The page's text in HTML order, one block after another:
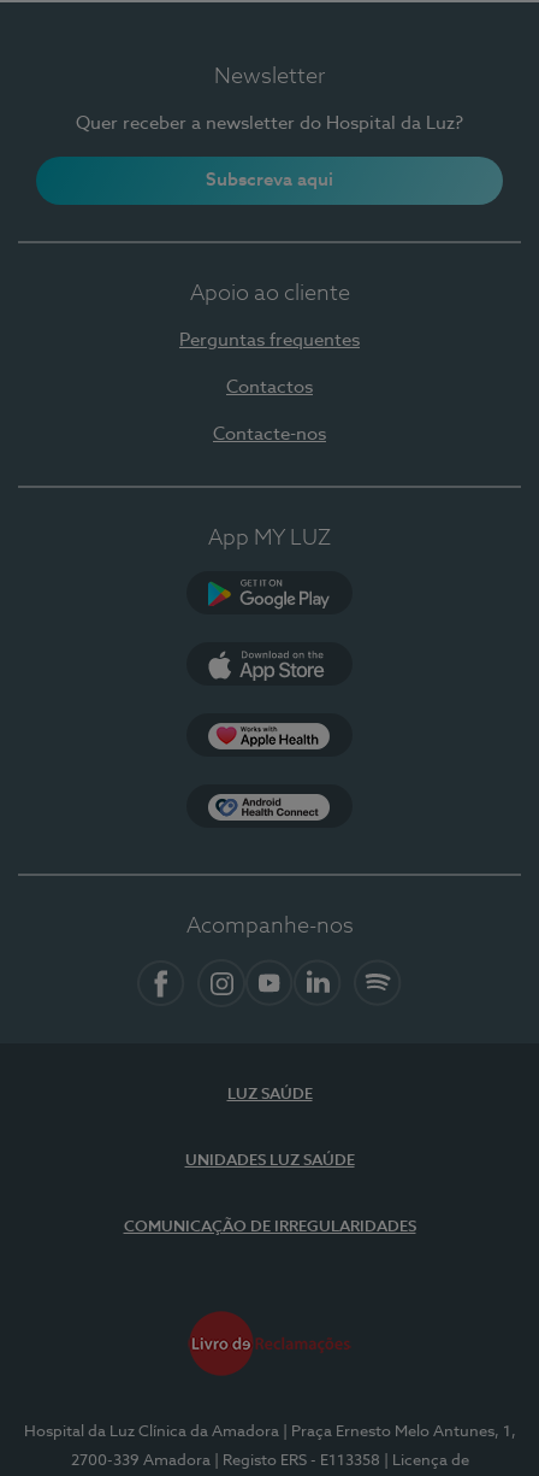
Newsletter
Quer receber a newsletter do Hospital da Luz?
Subscreva aqui
Apoio ao cliente
Perguntas frequentes
Contactos
Contacte-nos
App MY LUZ
Acompanhe-nos
LUZ SAÚDE
UNIDADES LUZ SAÚDE
COMUNICAÇÃO DE IRREGULARIDADES
Hospital da Luz Clínica da Amadora
| Praça Ernesto Melo Antunes, 1,
2700-339 Amadora
| Registo ERS - E113358
| Licença de